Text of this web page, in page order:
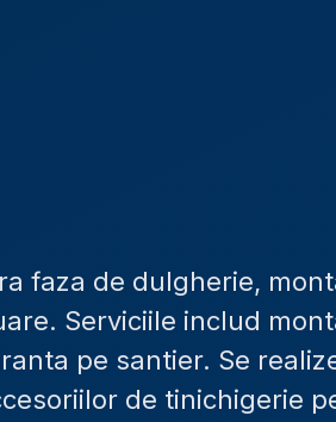
faza de dulgherie,
Serviciile includ
pe santier. Se
de tinichigerie